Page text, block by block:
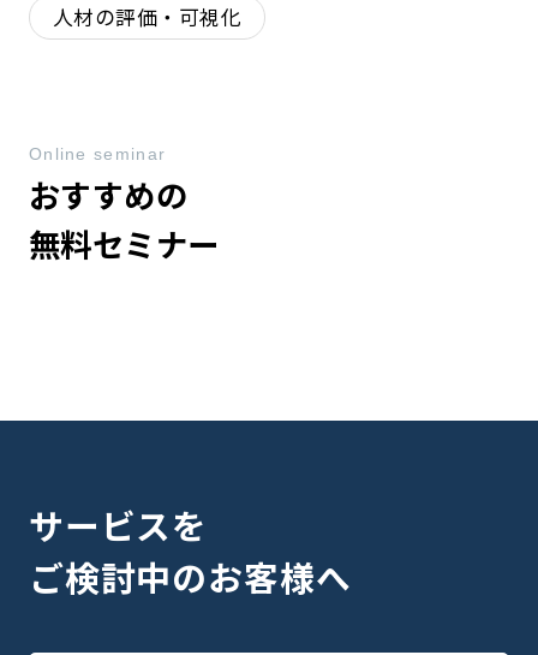
人材の評価・可視化
おすすめの
無料セミナー
Online seminar
サービスを
ご検討中のお客様へ